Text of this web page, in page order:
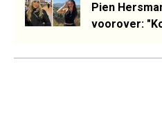
Pien
voorover: